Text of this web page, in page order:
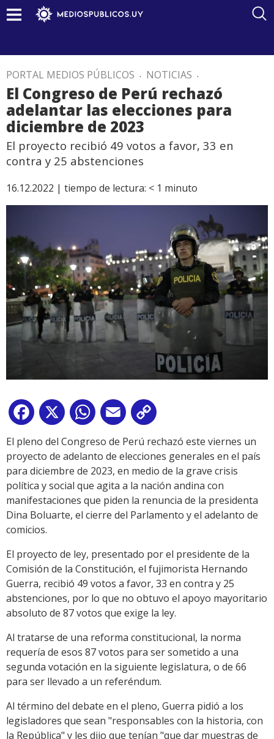
PORTAL MEDIOS PÚBLICOS . NOTICIAS .
El Congreso de Perú rechazó
adelantar las elecciones para
diciembre de 2023
El proyecto recibió 49 votos a favor, 33 en
contra y 25 abstenciones
16.12.2022 | tiempo de lectura: < 1 minuto
Facebook
X WhatsApp
Email
Link
El pleno del Congreso de Perú rechazó este viernes un
proyecto de adelanto de elecciones generales en el país
para diciembre de 2023, en medio de la grave crisis
política y social que agita a la nación andina con
manifestaciones que piden la renuncia de la presidenta
Dina Boluarte, el cierre del Parlamento y el adelanto de
comicios.
El proyecto de ley, presentado por el presidente de la
Comisión de la Constitución, el fujimorista Hernando
Guerra, recibió 49 votos a favor, 33 en contra y 25
abstenciones, por lo que no obtuvo el apoyo mayoritario
absoluto de 87 votos que exige la ley.
Al tratarse de una reforma constitucional, la norma
requería de esos 87 votos para ser sometido a una
segunda votación en la siguiente legislatura, o de 66
para ser llevado a un referéndum.
Al término del debate en el pleno, Guerra pidió a los
legisladores que sean "responsables con la historia, con
la República" y les dijo que tenían "que dar muestras de